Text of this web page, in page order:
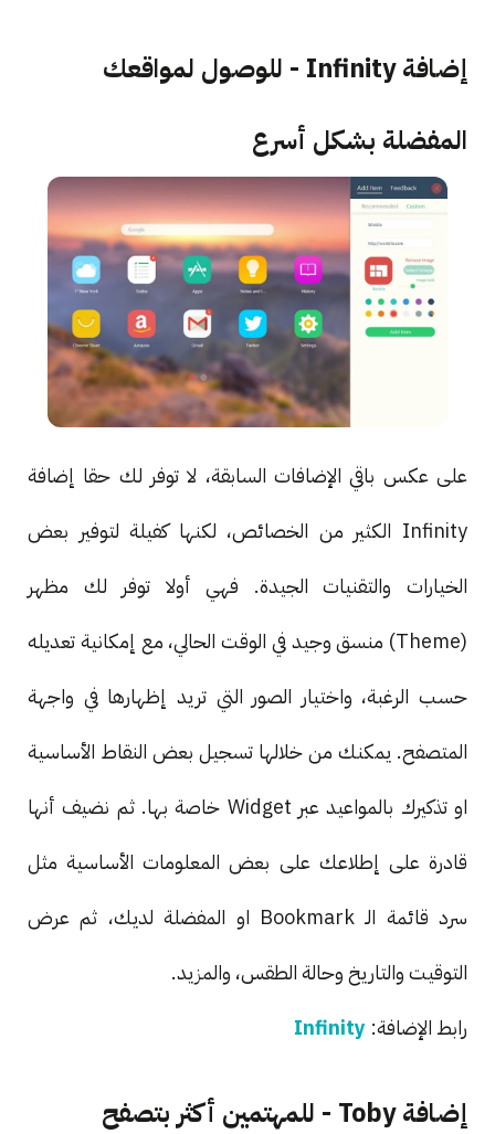
إضافة Infinity - للوصول لمواقعك
المفضلة بشكل أسرع
على عكس باقي الإضافات السابقة، لا توفر لك حقا إضافة
Infinity الكثير من الخصائص، لكنها كفيلة لتوفير بعض
الخيارات والتقنيات الجيدة. فهي أولا توفر لك مظهر
(Theme) منسق وجيد في الوقت الحالي، مع إمكانية تعديله
حسب الرغبة، واختيار الصور التي تريد إظهارها في واجهة
المتصفح. يمكنك من خلالها تسجيل بعض النقاط الأساسية
او تذكيرك بالمواعيد عبر Widget خاصة بها. ثم نضيف أنها
قادرة على إطلاعك على بعض المعلومات الأساسية مثل
سرد قائمة الـ Bookmark او المفضلة لديك، ثم عرض
التوقيت والتاريخ وحالة الطقس، والمزيد.
رابط الإضافة: Infinity
إضافة Toby - للمهتمين أكثر بتصفح